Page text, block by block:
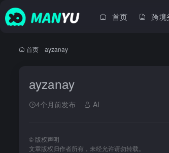
首页 跨境
首页 ayzanay
ayzanay
4个月前发布 AI
© 版权声明
文章版权归作者所有，未经允许请勿转载。